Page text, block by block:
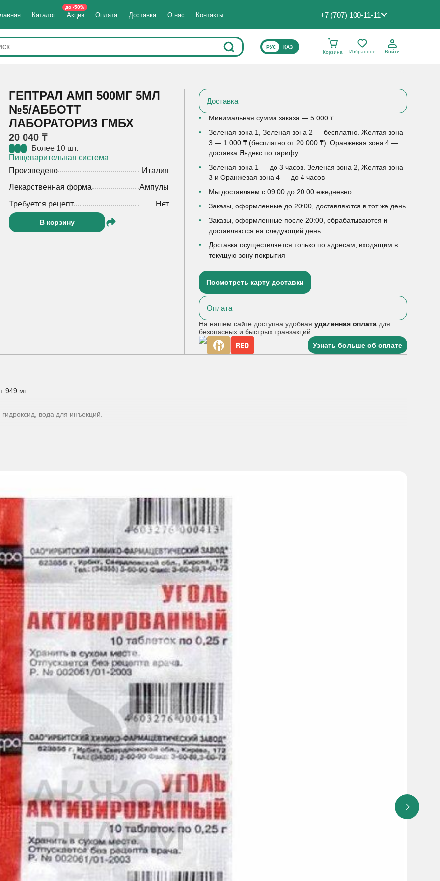
Каталог Акции
до -50%
Оплата Доставка О нас Контакты +7 (707) 100-11-11
ВЫБЕРИТЕ ЯЗЫК САЙТА
РУС
ҚАЗ
Корзина
Избранное Войти
ГЕПТРАЛ АМП 500МГ 5МЛ
№5/АББОТТ
ЛАБОРАТОРИЗ ГМБХ
20 040 ₸
Более 10 шт.
Пищеварительная система
Произведено
Италия
Лекарственная форма
Ампулы
Требуется рецепт
Нет
В корзину
Доставка
Минимальная сумма заказа — 5 000 ₸
Зеленая зона 1, Зеленая зона 2 — бесплатно. Желтая зона
3 — 1 000 ₸ (бесплатно от 20 000 ₸). Оранжевая зона 4 —
доставка Яндекс по тарифу
Зеленая зона 1 — до 3 часов. Зеленая зона 2, Желтая зона
3 и Оранжевая зона 4 — до 4 часов
Мы доставляем с 09:00 до 20:00 ежедневно
Заказы, оформленные до 20:00, доставляются в тот же день
Заказы, оформленные после 20:00, обрабатываются и
доставляются на следующий день
Доставка осуществляется только по адресам, входящим в
текущую зону покрытия
Посмотреть карту доставки
Оплата
На нашем сайте доступна удобнаяудаленная оплата для
безопасных и быстрых транзакций
Узнать больше об оплате
949 мг
вода для инъекций.
препарат Гептрал® следует принимать, строго выполняя все рекомендации, изложенные в инструкции по
либо компоненту препарата
метионина и/или гомоцистинурией и/или гипергомоцистеинемией (например, дефицитом фермента цистатион
возможно только в случае крайней необходимости.
если польза от его применения превышает риск для младенца.